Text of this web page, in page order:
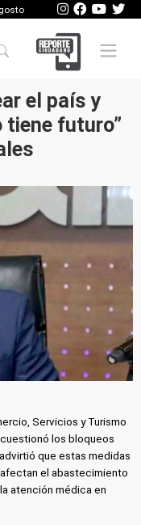
Mobile
el país y
tiene futuro”
Servicios y Turismo
los bloqueos
que estas medidas
el abastecimiento
atención médica en